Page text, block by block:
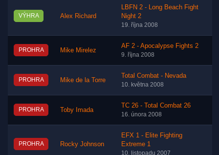
VÝHRA Alex Richard
LBFN 2 - Long Beach Fight
Night 2
19. října 2008
PROHRA Mike Mirelez
AF 2 - Apocalypse Fights 2
9. října 2008
PROHRA Mike de la Torre
Total Combat - Nevada
10. května 2008
PROHRA Toby Imada
TC 26 - Total Combat 26
16. února 2008
PROHRA Rocky Johnson
EFX 1 - Elite Fighting
Extreme 1
10. listopadu 2007